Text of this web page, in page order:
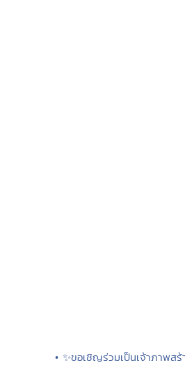
• ✨ขอเชิญร่วมเป็นเจ้าภาพส